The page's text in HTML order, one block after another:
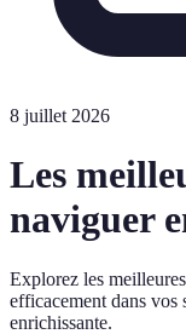
8 juillet 2026
Les
naviguer
Explorez les
efficacement dans vos
enrichissante.